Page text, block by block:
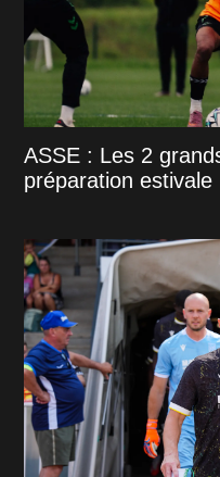
ASSE : Les 2
préparation estivale